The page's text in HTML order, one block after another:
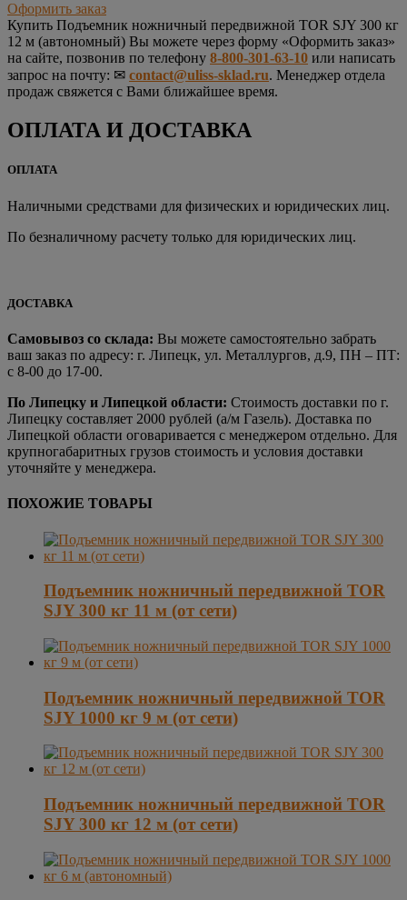
Оформить заказ
Купить Подъемник ножничный передвижной TOR SJY 300 кг
12 м (автономный) Вы можете через форму «Оформить заказ»
на сайте, позвонив по телефону 8-800-301-63-10 или написать
запрос на почту: ✉ contact@uliss-sklad.ru. Менеджер отдела
продаж свяжется с Вами ближайшее время.
ОПЛАТА И ДОСТАВКА
ОПЛАТА
Наличными средствами для физических и юридических лиц.
По безналичному расчету только для юридических лиц.
ДОСТАВКА
Самовывоз со склада: Вы можете самостоятельно забрать
ваш заказ по адресу: г. Липецк, ул. Металлургов, д.9, ПН – ПТ:
с 8-00 до 17-00.
По Липецку и Липецкой области: Стоимость доставки по г.
Липецку составляет 2000 рублей (а/м Газель). Доставка по
Липецкой области оговаривается с менеджером отдельно. Для
крупногабаритных грузов стоимость и условия доставки
уточняйте у менеджера.
ПОХОЖИЕ ТОВАРЫ
Подъемник ножничный передвижной TOR
SJY 300 кг 11 м (от сети)
Подъемник ножничный передвижной TOR
SJY 1000 кг 9 м (от сети)
Подъемник ножничный передвижной TOR
SJY 300 кг 12 м (от сети)